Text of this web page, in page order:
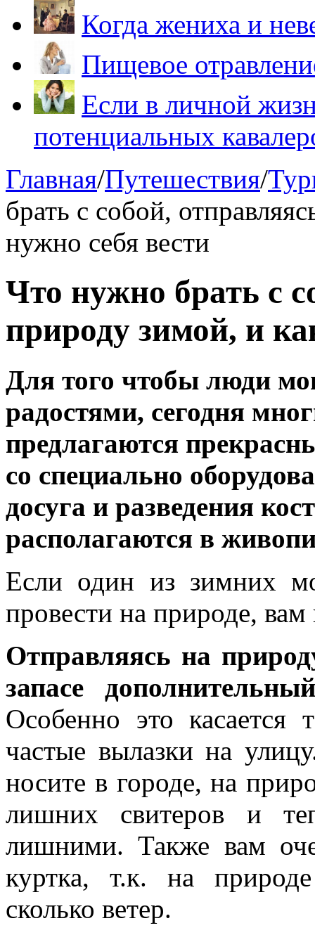
Когда жениха и
Пищевое
Если в личной
потенциальных
Главная/Путешествия/
брать с собой,
нужно себя вести
Что нужно брать с
природу зимой, и
Для того чтобы люди
радостями, сегодня
предлагаются
со специально
досуга и разведения
располагаются в
Если один из зимних
провести на природе,
Отправляясь на
запасе
Особенно это касается
частые вылазки на
носите в городе, на
лишних свитеров и
лишними. Также вам
куртка, т.к. на
сколько ветер.